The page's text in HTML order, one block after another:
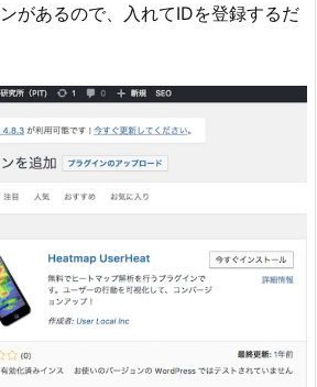
があるので、入れてIDを登録するだ